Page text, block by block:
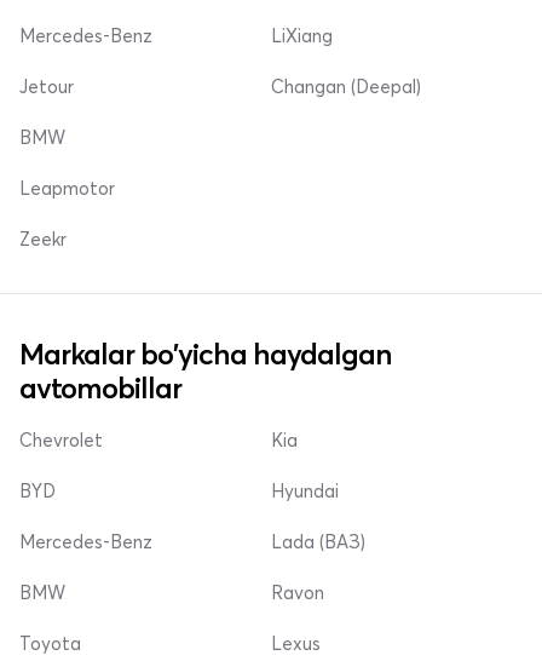
Mercedes-Benz
Jetour
LiXiang
Changan (Deepal)
BMW
Leapmotor
Zeekr
Markalar bo'yicha haydalgan
avtomobillar
Chevrolet
BYD
Mercedes-Benz
Kia
Hyundai
Lada (ВАЗ)
BMW
Toyota
Ravon
Lexus